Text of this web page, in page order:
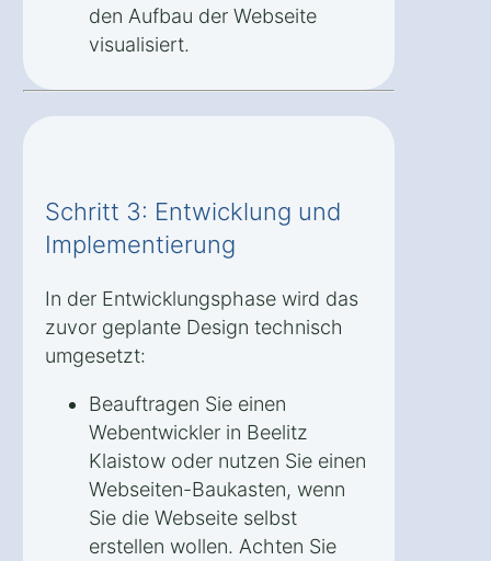
den Aufbau der Webseite
visualisiert.
Schritt 3: Entwicklung und
Implementierung
In der Entwicklungsphase wird das
zuvor geplante Design technisch
umgesetzt:
Beauftragen Sie einen
Webentwickler in Beelitz
Klaistow oder nutzen Sie einen
Webseiten-Baukasten, wenn
Sie die Webseite selbst
erstellen wollen. Achten Sie